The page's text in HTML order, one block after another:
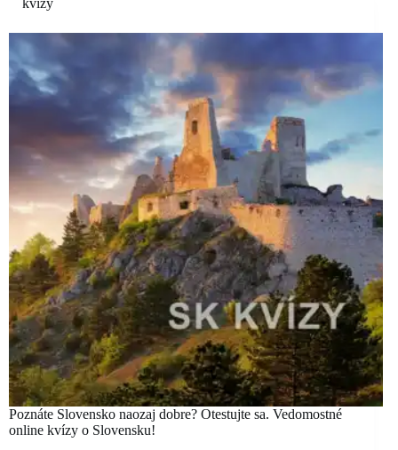
Poznáte Slovensko naozaj dobre? Otestujte sa. Vedomostné
online kvízy o Slovensku!